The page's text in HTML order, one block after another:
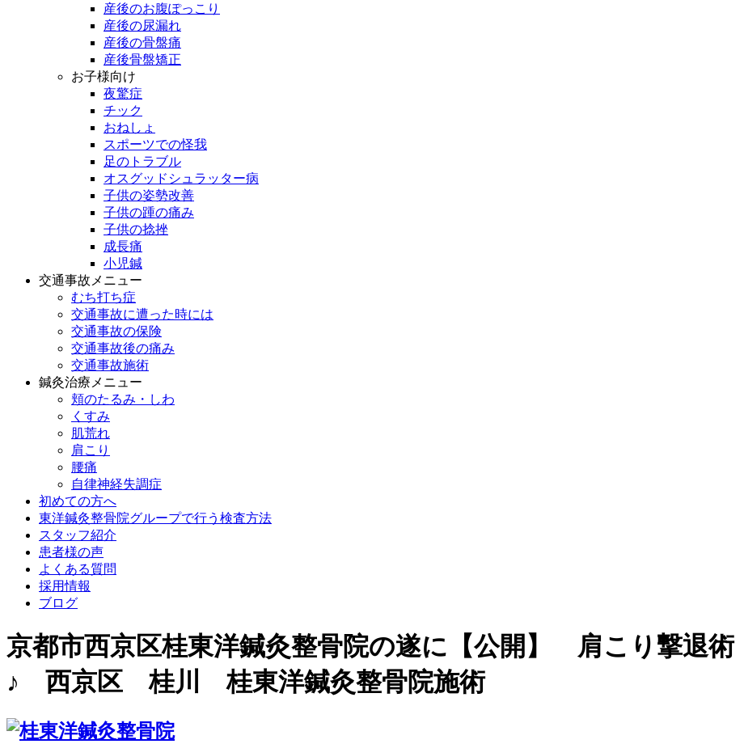
産後のお腹ぽっこり
産後の尿漏れ
産後の骨盤痛
産後骨盤矯正
お子様向け
夜驚症
チック
おねしょ
スポーツでの怪我
足のトラブル
オスグッドシュラッター病
子供の姿勢改善
子供の踵の痛み
子供の捻挫
成長痛
小児鍼
交通事故メニュー
むち打ち症
交通事故に遭った時には
交通事故の保険
交通事故後の痛み
交通事故施術
鍼灸治療メニュー
頬のたるみ・しわ
くすみ
肌荒れ
肩こり
腰痛
自律神経失調症
初めての方へ
東洋鍼灸整骨院グループで行う検査方法
スタッフ紹介
患者様の声
よくある質問
採用情報
ブログ
京都市西京区桂東洋鍼灸整骨院の遂に【公開】 肩こり撃退術
♪ 西京区 桂川 桂東洋鍼灸整骨院施術